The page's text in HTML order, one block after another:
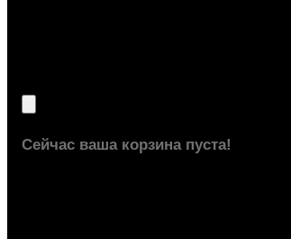
Сейчас ваша корзина пуста!